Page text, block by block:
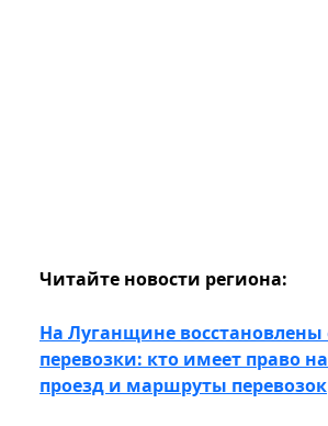
Читайте новости региона:
На Луганщине
перевозки: кто имеет право
проезд и маршруты перевозок